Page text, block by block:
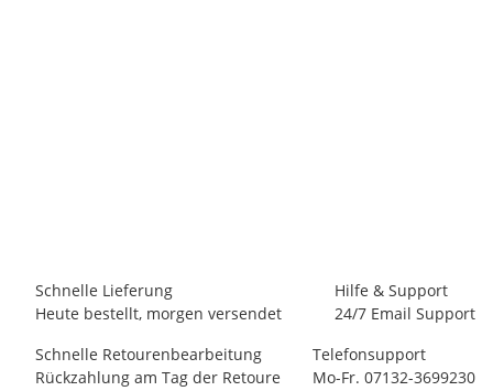
Schnelle Lieferung
Heute bestellt, morgen versendet
Hilfe & Support
24/7 Email Support
Schnelle Retourenbearbeitung
Rückzahlung am Tag der Retoure
Telefonsupport
Mo-Fr. 07132-3699230